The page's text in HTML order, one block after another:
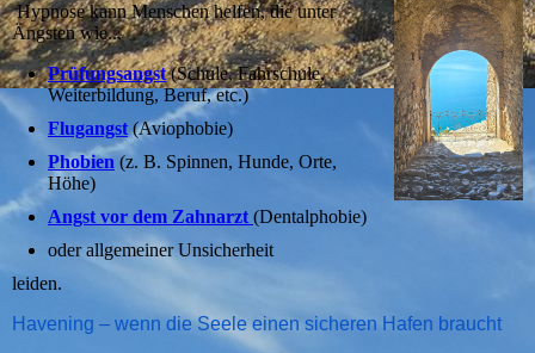
Hypnose kann Menschen helfen, die unter
Ängsten wie...
Prüfungsangst(Schule, Fahrschule,
Weiterbildung, Beruf, etc.)
Flugangst(Aviophobie)
Phobien (z. B. Spinnen, Hunde, Orte,
Höhe)
Angst vor dem Zahnarzt (Dentalphobie)
oder allgemeiner Unsicherheit
leiden.
Havening – wenn die Seele einen sicheren Hafen braucht